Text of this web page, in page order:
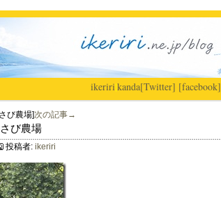
ikeriri|kanda[Twitter] [facebook]
び農場]次の記事→
び農場
投稿者: ikeriri